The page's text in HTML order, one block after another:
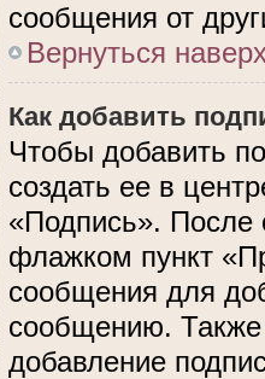
сообщения от
Вернуться
Как добавить
Чтобы добавить
создать ее в
«Подпись». После
флажком пункт
сообщения для
сообщению. Также
добавление